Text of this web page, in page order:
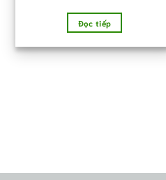
hạng 5.00
5 sao
Đọc tiếp